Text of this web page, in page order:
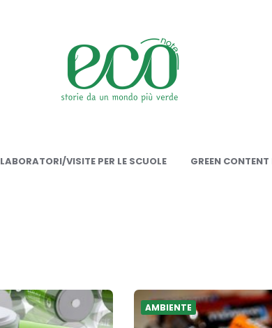
LABORATORI/VISITE PER LE SCUOLE GREEN CONTENT
AMBIENTE